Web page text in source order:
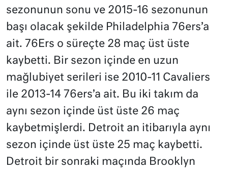
sezonunun sonu ve 2015-16 sezonunun
başı olacak şekilde Philadelphia 76ers’a
ait. 76Ers o süreçte 28 maç üst üste
kaybetti. Bir sezon içinde en uzun
mağlubiyet serileri ise 2010-11 Cavaliers
ile 2013-14 76ers’a ait. Bu iki takım da
aynı sezon içinde üst üste 26 maç
kaybetmişlerdi. Detroit an itibarıyla aynı
sezon içinde üst üste 25 maç kaybetti.
Detroit bir sonraki maçında Brooklyn